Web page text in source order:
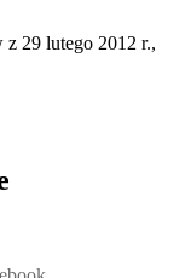
29 lutego 2012 r.,
Kubiesa -